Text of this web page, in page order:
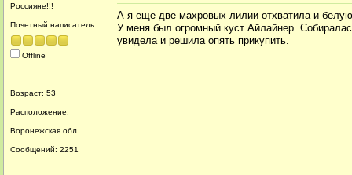
Россияне!!!
Почетный написатель
Offline
Возраст: 53
Расположение:
Воронежская обл.
Сообщений: 2251
А я еще две махровых лилии отхватила и
У меня был огромный куст Айлайнер.
увидела и решила опять прикупить.